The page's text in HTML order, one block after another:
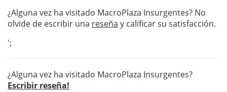
¿Alguna vez ha visitado MacroPlaza Insurgentes? No
olvide de escribir una reseña y calificar su satisfacción.
';
¿Alguna vez ha visitado MacroPlaza Insurgentes?
Escribir reseña!